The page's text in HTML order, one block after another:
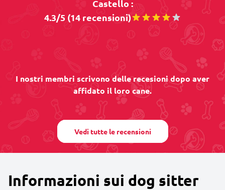
Castello :
4.3/5 (14 recensioni)
I nostri membri scrivono delle recesioni dopo aver
affidato il loro cane.
Vedi tutte le recensioni
Informazioni sui dog sitter